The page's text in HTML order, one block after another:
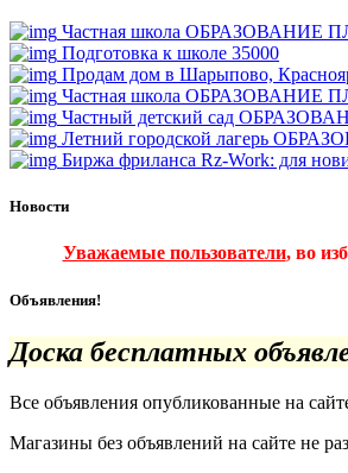
Частная школа ОБРАЗОВАНИЕ
Подготовка к школе 35000
Продам дом в Шарыпово,
Частная школа ОБРАЗОВАНИЕ
Частный детский сад
Летний городской лагерь
Биржа фриланса Rz-Work: для
Новости
Уважаемые пользователи, во
Объявления!
Доска бесплатных
Все объявления опубликованные на
Магазины без объявлений на сайте не